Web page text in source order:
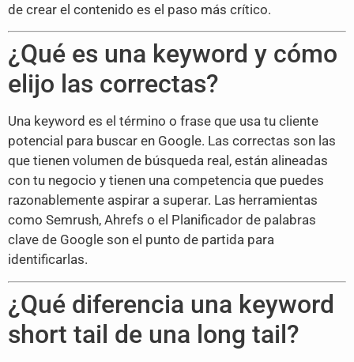
de crear el contenido es el paso más crítico.
¿Qué es una keyword y cómo
elijo las correctas?
Una keyword es el término o frase que usa tu cliente
potencial para buscar en Google. Las correctas son las
que tienen volumen de búsqueda real, están alineadas
con tu negocio y tienen una competencia que puedes
razonablemente aspirar a superar. Las herramientas
como Semrush, Ahrefs o el Planificador de palabras
clave de Google son el punto de partida para
identificarlas.
¿Qué diferencia una keyword
short tail de una long tail?